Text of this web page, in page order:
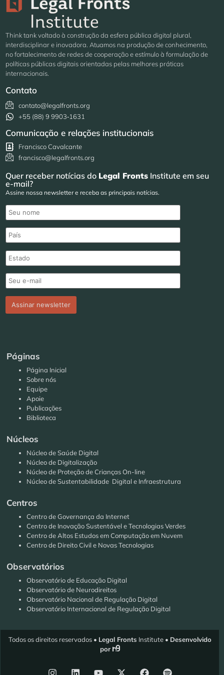
Think tank voltado à construção da esfera pública digital plural,
interdisciplinar e inovadora. Atuamos na produção de conhecimento,
no fortalecimento de redes de cooperação e estímulo à formulação de
políticas públicas digitais orientadas pelas melhores práticas
internacionais.
Contato
contato@legalfronts.org
+55 (88) 9 9903‑1631
Comunicação e relações institucionais
Francisco Cavalcante
francisco@legalfronts.org
Quer receber notícias do Legal Fronts Institute em seu
e-mail?
Assine nossa newsletter e receba as principais notícias.
Páginas
Página Inicial
Sobre nós
Equipe
Apoie
Publicações
Biblioteca
Núcleos
Núcleo de Saúde Digital
Núcleo de Digitalização
Núcleo de Proteção de Crianças On-line
Núcleo de Sustentabilidade Digital e Infraestrutura
Centros
Centro de Governança da Internet
Centro de Inovação Sustentável e Tecnologias Verdes
Centro de Altos Estudos em Computação em Nuvem
Centro de Direito Civil e Novas Tecnologias
Observatórios
Observatório de Educação Digital
Observatório de Neurodireitos
Observatório Nacional de Regulação Digital
Observatório Internacional de Regulação Digital
Todos os direitos reservados • Legal Fronts Institute • Desenvolvido
por